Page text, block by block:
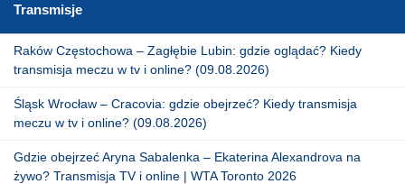
Transmisje
Raków Częstochowa – Zagłębie Lubin: gdzie oglądać? Kiedy
transmisja meczu w tv i online? (09.08.2026)
Śląsk Wrocław – Cracovia: gdzie obejrzeć? Kiedy transmisja
meczu w tv i online? (09.08.2026)
Gdzie obejrzeć Aryna Sabalenka – Ekaterina Alexandrova na
żywo? Transmisja TV i online | WTA Toronto 2026